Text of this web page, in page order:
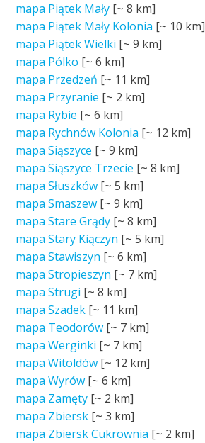
mapa Piątek Mały [~8 km]
mapa Piątek Mały Kolonia [~ 10 km]
mapa Piątek Wielki [~9 km]
mapa Pólko [~6 km]
mapa Przedzeń [~ 11 km]
mapa Przyranie [~ 2 km]
mapa Rybie [~6 km]
mapa Rychnów Kolonia [~ 12 km]
mapa Siąszyce [~9 km]
mapa Siąszyce Trzecie [~8 km]
mapa Słuszków [~5 km]
mapa Smaszew [~9 km]
mapa Stare Grądy [~8 km]
mapa Stary Kiączyn [~5 km]
mapa Stawiszyn [~6 km]
mapa Stropieszyn [~ 7 km]
mapa Strugi [~8 km]
mapa Szadek [~ 11 km]
mapa Teodorów [~ 7 km]
mapa Werginki [~ 7 km]
mapa Witoldów [~ 12 km]
mapa Wyrów [~6 km]
mapa Zamęty [~ 2 km]
mapa Zbiersk [~3 km]
mapa Zbiersk Cukrownia [~ 2 km]